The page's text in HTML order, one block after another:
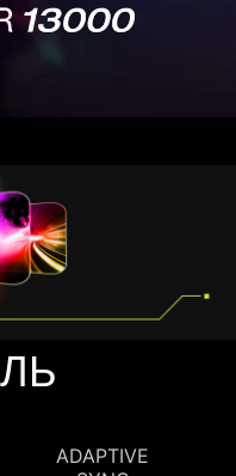
ADAPTIVE